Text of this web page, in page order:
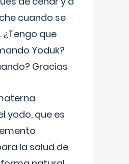
cuando se
que
Yoduk?
Gracias
yodo, que es
la salud de